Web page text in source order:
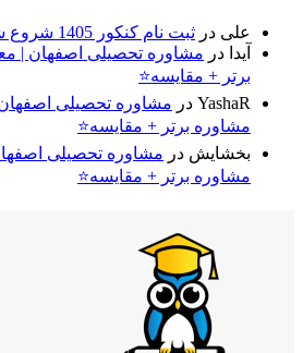
علی در ثبت نام کنکور 1405 شروع شد
آیدا در
برتر + مقایسه⭐
YashaR در
مشاوره برتر + مقایسه⭐
بخشایش در
مشاوره برتر + مقایسه⭐